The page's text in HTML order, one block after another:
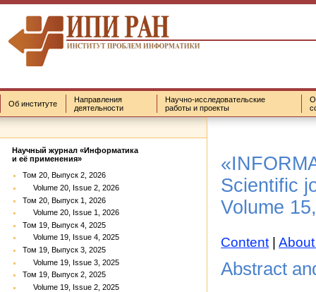
Об институте
Направления
деятельности
Научно-исследовательские
работы и проекты
Научный журнал «Информатика
и её применения»
Том 20, Выпуск 2, 2026
Volume 20, Issue 2, 2026
Том 20, Выпуск 1, 2026
Volume 20, Issue 1, 2026
Том 19, Выпуск 4, 2025
Volume 19, Issue 4, 2025
Том 19, Выпуск 3, 2025
Volume 19, Issue 3, 2025
Том 19, Выпуск 2, 2025
Volume 19, Issue 2, 2025
Scientific
Volume
Content |
Abstract